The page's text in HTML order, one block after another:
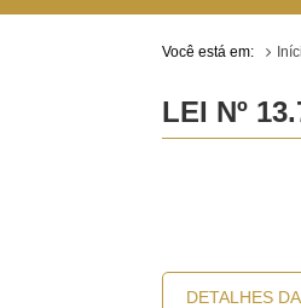
Você está em:
LEI Nº
DETALHES